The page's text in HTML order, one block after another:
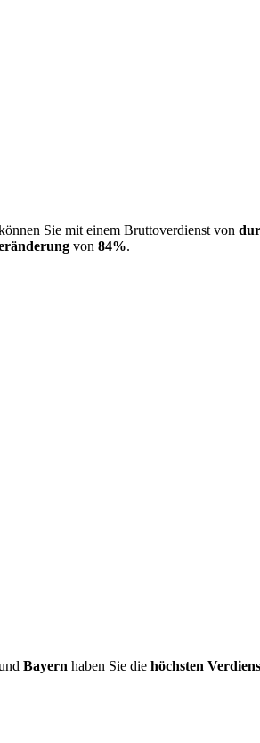
Sie mit einem Bruttoverdienst von
von 84%.
Bayern haben Sie die höchsten